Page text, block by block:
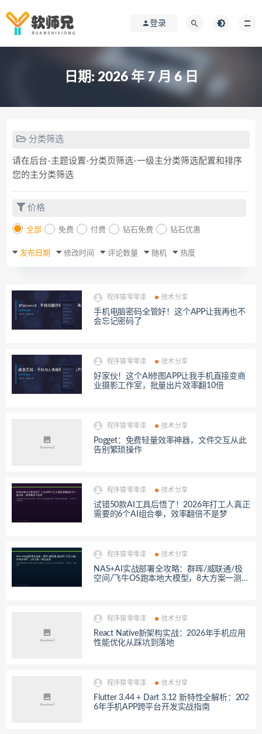
登录
日期: 2026 年 7 月 6 日
分类筛选
请在后台-主题设置-分类页筛选-一级主分类筛选配置和排序
您的主分类筛选
价格
全部 免费 付费 钻石免费 钻石优惠
发布日期 修改时间 评论数量 随机 热度
程序猿零零漆 技术分享
手机电脑密码全管好！这个APP让我再也不
会忘记密码了
程序猿零零漆 技术分享
好家伙！这个AI修图APP让我手机直接变商
业摄影工作室，批量出片效率翻10倍
程序猿零零漆 技术分享
Pogget：免费轻量效率神器，文件交互从此
告别繁琐操作
程序猿零零漆 技术分享
试错50款AI工具后悟了！2026年打工人真正
需要的6个AI组合拳，效率翻倍不是梦
程序猿零零漆 技术分享
NAS+AI实战部署全攻略：群晖/威联通/极
空间/飞牛OS跑本地大模型，8大方案一测见
程序猿零零漆 技术分享
React Native新架构实战：2026年手机应用
性能优化从踩坑到落地
程序猿零零漆 技术分享
Flutter 3.44 + Dart 3.12 新特性全解析：202
6年手机APP跨平台开发实战指南